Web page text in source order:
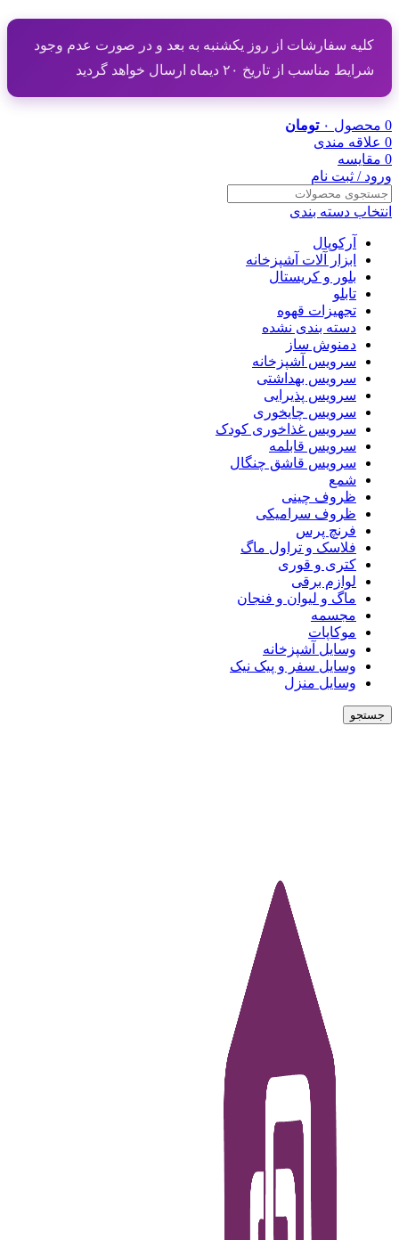
کلیه سفارشات از روز یکشنبه به بعد و در صورت عدم وجود
شرایط مناسب از تاریخ ۲۰ دیماه ارسال خواهد گردید
0 محصول ۰ تومان
0 علاقه مندی
0 مقایسه
ورود / ثبت نام
انتخاب دسته بندی
آرکوپال
ابزار آلات آشپزخانه
بلور و کریستال
تابلو
تجهیزات قهوه
دسته بندی نشده
دمنوش ساز
سرویس آشپزخانه
سرویس بهداشتی
سرویس پذیرایی
سرویس چایخوری
سرویس غذاخوری کودک
سرویس قابلمه
سرویس قاشق چنگال
شمع
ظروف چینی
ظروف سرامیکی
فرنچ پرس
فلاسک و تراول ماگ
کتری و قوری
لوازم برقی
ماگ و لیوان و فنجان
مجسمه
موکاپات
وسایل آشپزخانه
وسایل سفر و پیک نیک
وسایل منزل
جستجو